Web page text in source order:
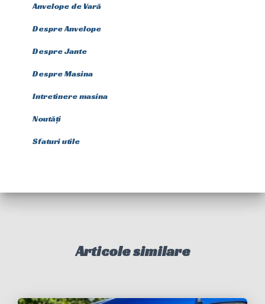
Anvelope de Vară
Despre Anvelope
Despre Jante
Despre Masina
Intretinere masina
Noutăți
Sfaturi utile
Articole similare